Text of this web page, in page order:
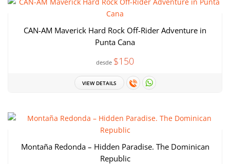
CAN-AM Maverick Hard Rock Off-Rider Adventure in
Punta Cana
desde $150
VIEW DETAILS
Montaña Redonda – Hidden Paradise. The Dominican
Republic